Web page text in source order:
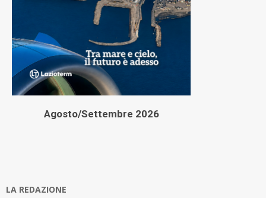
Agosto/Settembre 2026
LA REDAZIONE